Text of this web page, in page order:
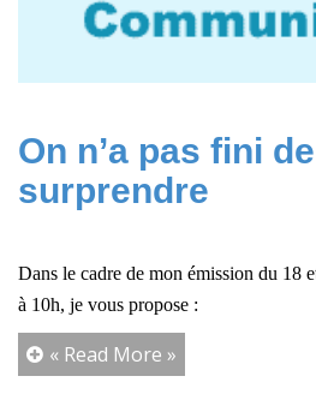
On n’a pas fini
surprendre
Dans le cadre de mon émission du 18
à 10h, je vous propose :
« Read More »